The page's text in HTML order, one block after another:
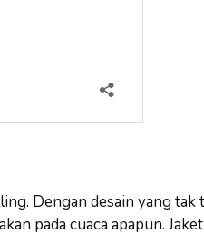
Dengan desain yang tak
pada cuaca apapun.